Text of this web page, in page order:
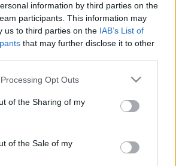
information by third parties on the
participants. This information may
us to third parties on the IAB’s List of
that may further disclose it to other
website/app uses one or more Google
or usage behaviour. You may click to
to Google and its third-party tags to
specified purposes in below Google
Opt Outs
of the Sharing of my
of the Sale of my
hozhat a szervátültetések terén
terén
csatlakozása -
Róbert, a Semmelweis Egyetem
Sebészeti Klinikájának